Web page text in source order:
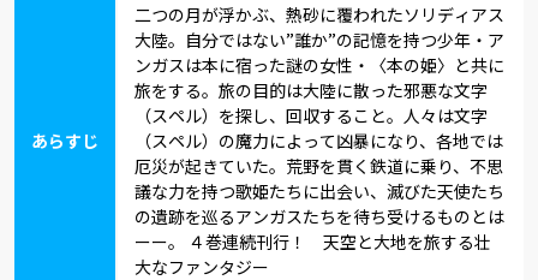
あらすじ
二つの月が浮かぶ、熱砂に覆われたソリディアス
大陸。自分ではない”誰か”の記憶を持つ少年・ア
ンガスは本に宿った謎の女性・〈本の姫〉と共に
旅をする。旅の目的は大陸に散った邪悪な文字
（スペル）を探し、回収すること。人々は文字
（スペル）の魔力によって凶暴になり、各地では
厄災が起きていた。荒野を貫く鉄道に乗り、不思
議な力を持つ歌姫たちに出会い、滅びた天使たち
の遺跡を巡るアンガスたちを待ち受けるものとは
ーー。 ４巻連続刊行！ 天空と大地を旅する壮
大なファンタジー